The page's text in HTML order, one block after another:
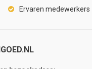
Ervaren medewerkers